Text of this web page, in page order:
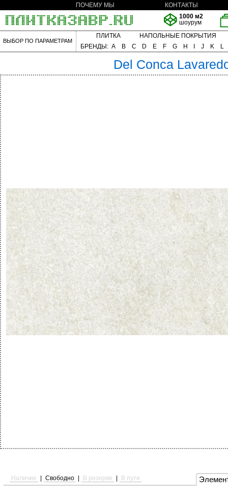
ПОЧЕМУ МЫ
КОНТАКТЫ
1000 м2
шоурум
ВЫБОР ПО ПАРАМЕТРАМ
ПЛИТКА
НАПОЛЬНЫЕ ПОКРЫТИЯ
БРЕНДЫ: A B C D E F G H J K L
Del Conca
Наличие Свободно В резерве В пути